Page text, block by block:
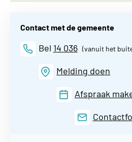
Contact met de gemeente
Bel 14 036(vanuit het
Melding doen
Afspraak